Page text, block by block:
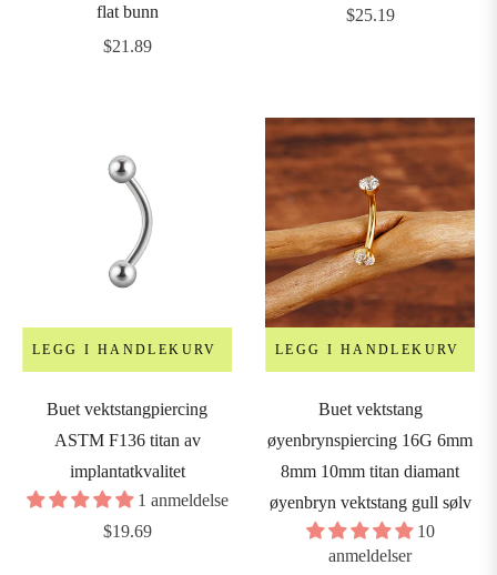
flat bunn
Vanlig
$21.89
Vanlig
$25.19
LEGG I HANDLEKURV
Buet vektstangpiercing
ASTM F136 titan av
implantatkvalitet
1 anmeldelse
Vanlig
$19.69
LEGG I HANDLEKURV
Buet vektstang
øyenbrynspiercing 16G 6mm
8mm 10mm titan diamant
øyenbryn vektstang gull sølv
10
anmeldelser